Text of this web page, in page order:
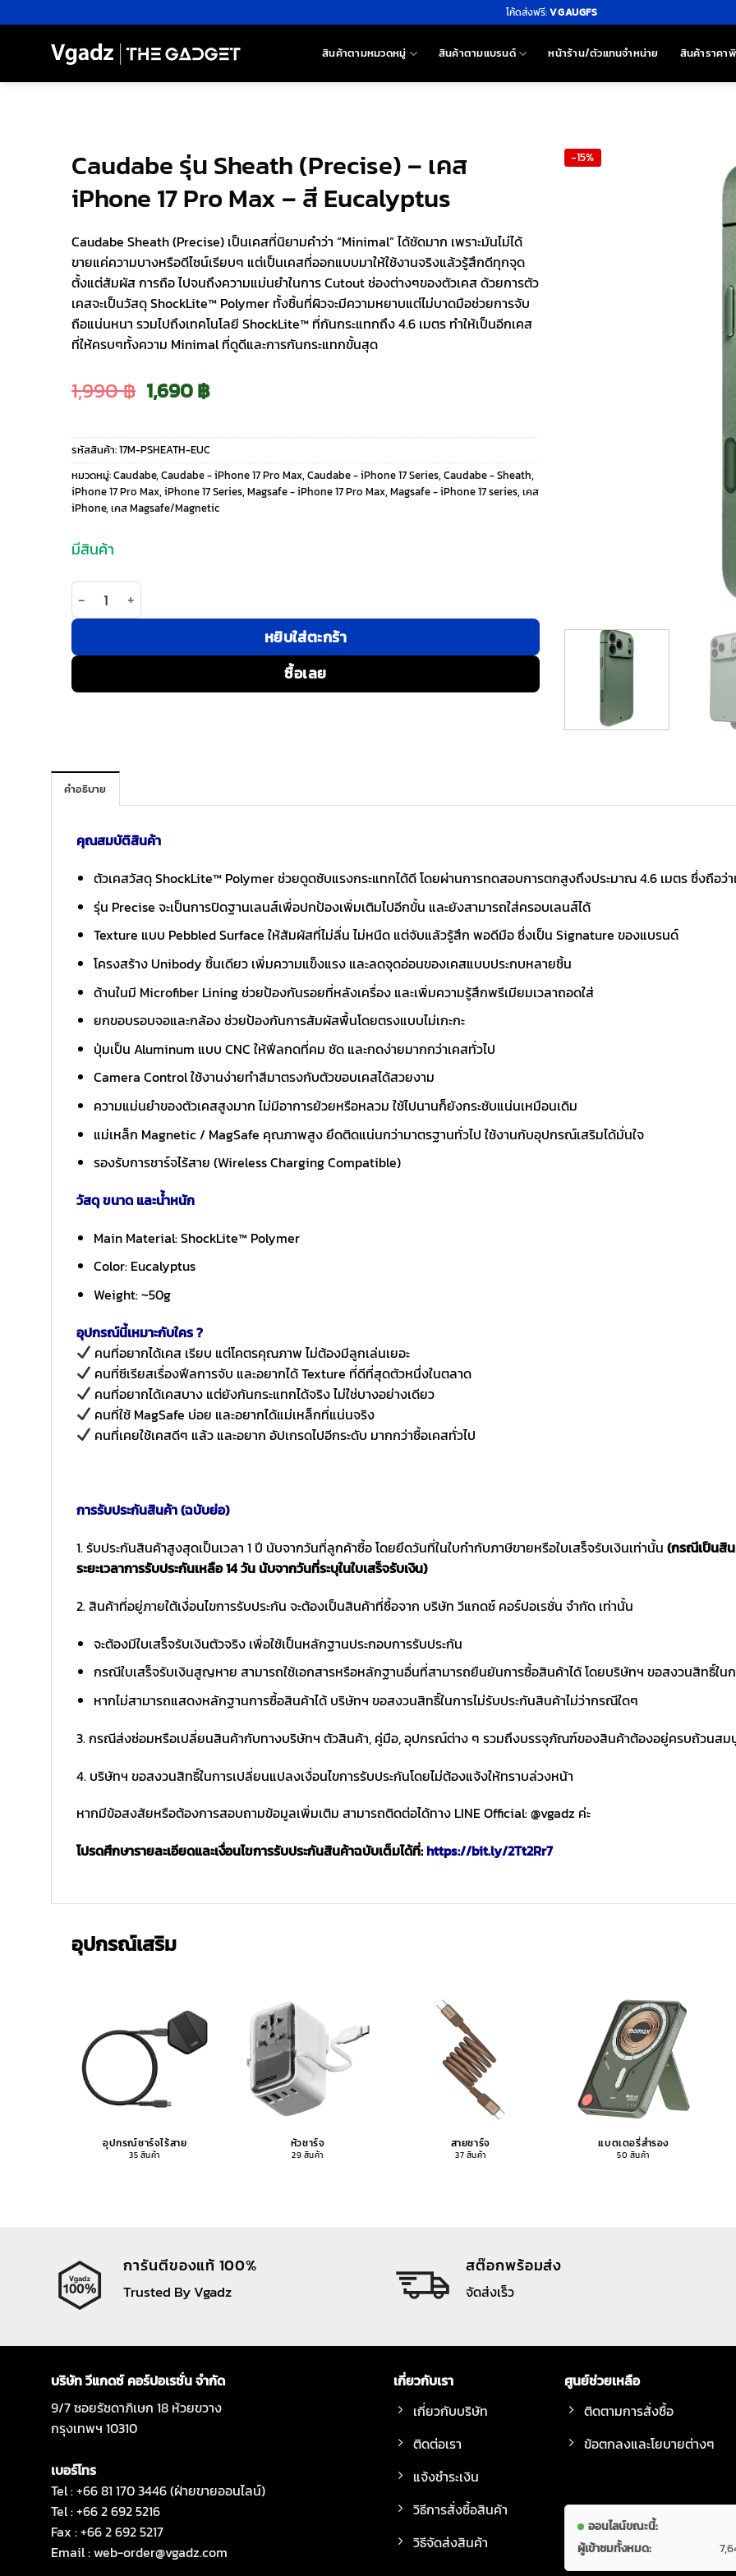
ไป
โค้ดส่งฟรี:VGAUGFS
สินค้าตามหมวดหมู่ สินค้าตามแบรนด์ หน้าร้าน/ตัวแทนจำหน่าย สินค้าราคา
Caudabe รุ่น Sheath (Precise) – เคส
iPhone 17 Pro Max – สี Eucalyptus
Caudabe Sheath (Precise) เป็นเคสที่นิยามคำว่า “Minimal” ได้ชัดมาก เพราะมันไม่ได้
ขายแค่ความบางหรือดีไซน์เรียบๆ แต่เป็นเคสที่ออกแบบมาให้ใช้งานจริงแล้วรู้สึกดีทุกจุด
ตั้งแต่สัมผัส การถือ ไปจนถึงความแม่นยำในการ Cutout ช่องต่างๆของตัวเคส ด้วยการตัว
เคสจะเป็นวัสดุ ShockLite™ Polymer ทั้งชิ้นที่ผิวจะมีความหยาบแต่ไม่บาดมือช่วยการจับ
ถือแน่นหนา รวมไปถึงเทคโนโลยี ShockLite™ ที่กันกระแทกถึง 4.6 เมตร ทำให้เป็นอีกเคส
ที่ให้ครบๆทั้งความ Minimal ที่ดูดีและการกันกระแทกขั้นสุด
1,990฿ Original
price
was:
1,990 ฿.
1,690฿Current
price
is:
1,690 ฿.
รหัสสินค้า:17M-PSHEATH-EUC
หมวดหมู่:Caudabe, Caudabe - iPhone 17 Pro Max, Caudabe - iPhone 17 Series, Caudabe - Sheath,
iPhone 17 Pro Max, iPhone 17 Series, Magsafe - iPhone 17 Pro Max, Magsafe - iPhone 17 series, เคส
iPhone, เคส Magsafe/Magnetic
มีสินค้า
จำนวน Caudabe รุ่น Sheath (Precise) - เคส iPhone 17 Pro Max - สี Eucalyptus ชิ้น
หยิบใส่ตะกร้า
ซื้อเลย
-15%
คำอธิบาย
คุณสมบัติสินค้า
ตัวเคสวัสดุ ShockLite™ Polymer ช่วยดูดซับแรงกระแทกได้ดี โดยผ่านการทดสอบการตกสูงถึงประมาณ 4.6 เมตร ซึ่งถือว่า
รุ่น Precise จะเป็นการปิดฐานเลนส์เพื่อปกป้องเพิ่มเติมไปอีกขั้น และยังสามารถใส่ครอบเลนส์ได้
Texture แบบ Pebbled Surface ให้สัมผัสที่ไม่ลื่น ไม่หนืด แต่จับแล้วรู้สึก พอดีมือ ซึ่งเป็น Signature ของแบรนด์
โครงสร้าง Unibody ชิ้นเดียว เพิ่มความแข็งแรง และลดจุดอ่อนของเคสแบบประกบหลายชิ้น
ด้านในมี Microfiber Lining ช่วยป้องกันรอยที่หลังเครื่อง และเพิ่มความรู้สึกพรีเมียมเวลาถอดใส่
ยกขอบรอบจอและกล้อง ช่วยป้องกันการสัมผัสพื้นโดยตรงแบบไม่เกะกะ
ปุ่มเป็น Aluminum แบบ CNC ให้ฟีลกดที่คม ชัด และกดง่ายมากกว่าเคสทั่วไป
Camera Control ใช้งานง่ายทำสีมาตรงกับตัวขอบเคสได้สวยงาม
ความแม่นยำของตัวเคสสูงมาก ไม่มีอาการย้วยหรือหลวม ใช้ไปนานก็ยังกระชับแน่นเหมือนเดิม
แม่เหล็ก Magnetic / MagSafe คุณภาพสูง ยึดติดแน่นกว่ามาตรฐานทั่วไป ใช้งานกับอุปกรณ์เสริมได้มั่นใจ
รองรับการชาร์จไร้สาย (Wireless Charging Compatible)
วัสดุ ขนาด และน้ำหนัก
Main Material: ShockLite™ Polymer
Color: Eucalyptus
Weight: ~50g
อุปกรณ์นี้เหมาะกับใคร ?
คนที่อยากได้เคส เรียบ แต่โคตรคุณภาพ ไม่ต้องมีลูกเล่นเยอะ
คนที่ซีเรียสเรื่องฟีลการจับ และอยากได้ Texture ที่ดีที่สุดตัวหนึ่งในตลาด
คนที่อยากได้เคสบาง แต่ยังกันกระแทกได้จริง ไม่ใช่บางอย่างเดียว
คนที่ใช้ MagSafe บ่อย และอยากได้แม่เหล็กที่แน่นจริง
คนที่เคยใช้เคสดีๆ แล้ว และอยาก อัปเกรดไปอีกระดับ มากกว่าซื้อเคสทั่วไป
การรับประกันสินค้า (ฉบับย่อ)
1. รับประกันสินค้าสูงสุดเป็นเวลา 1 ปี นับจากวันที่ลูกค้าซื้อ โดยยึดวันที่ในใบกำกับภาษีขายหรือใบเสร็จรับเงินเท่านั้น (กรณีเป็นสิ
ระยะเวลาการรับประกันเหลือ 14 วัน นับจากวันที่ระบุในใบเสร็จรับเงิน)
2. สินค้าที่อยู่ภายใต้เงื่อนไขการรับประกัน จะต้องเป็นสินค้าที่ซื้อจาก บริษัท วีแกดซ์ คอร์ปอเรชั่น จำกัด เท่านั้น
จะต้องมีใบเสร็จรับเงินตัวจริง เพื่อใช้เป็นหลักฐานประกอบการรับประกัน
กรณีใบเสร็จรับเงินสูญหาย สามารถใช้เอกสารหรือหลักฐานอื่นที่สามารถยืนยันการซื้อสินค้าได้ โดยบริษัทฯ ขอสงวนสิทธิ์ใน
หากไม่สามารถแสดงหลักฐานการซื้อสินค้าได้ บริษัทฯ ขอสงวนสิทธิ์ในการไม่รับประกันสินค้าไม่ว่ากรณีใดๆ
3. กรณีส่งซ่อมหรือเปลี่ยนสินค้ากับทางบริษัทฯ ตัวสินค้า, คู่มือ, อุปกรณ์ต่าง ๆ รวมถึงบรรจุภัณฑ์ของสินค้าต้องอยู่ครบถ้วนส
4. บริษัทฯ ขอสงวนสิทธิ์ในการเปลี่ยนแปลงเงื่อนไขการรับประกันโดยไม่ต้องแจ้งให้ทราบล่วงหน้า
หากมีข้อสงสัยหรือต้องการสอบถามข้อมูลเพิ่มเติม สามารถติดต่อได้ทาง LINE Official: @vgadz ค่ะ
โปรดศึกษารายละเอียดและเงื่อนไขการรับประกันสินค้าฉบับเต็มได้ที่:https://bit.ly/2Tt2Rr7
อุปกรณ์เสริม
อุปกรณ์ชาร์จไร้สาย
35 สินค้า
หัวชาร์จ
29 สินค้า
สายชาร์จ
37 สินค้า
แบตเตอรี่สำรอง
50 สินค้า
การันตีของแท้ 100%
Trusted By Vgadz
สต๊อกพร้อมส่ง
จัดส่งเร็ว
บริษัท วีแกดซ์ คอร์ปอเรชั่น จำกัด
9/7 ซอยรัชดาภิเษก 18 ห้วยขวาง
กรุงเทพฯ 10310
เบอร์โทร
Tel : +66 81 170 3446 (ฝ่ายขายออนไลน์)
Tel : +66 2 692 5216
Fax : +66 2 692 5217
Email :web-order@vgadz.com
เกี่ยวกับเรา
เกี่ยวกับบริษัท
ติดต่อเรา
แจ้งชำระเงิน
วิธีการสั่งซื้อสินค้า
วิธีจัดส่งสินค้า
ศูนย์ช่วยเหลือ
ติดตามการสั่งซื้อ
ข้อตกลงและโยบายต่างๆ
ออนไลน์ขณะนี้:
ผู้เข้าชมทั้งหมด: